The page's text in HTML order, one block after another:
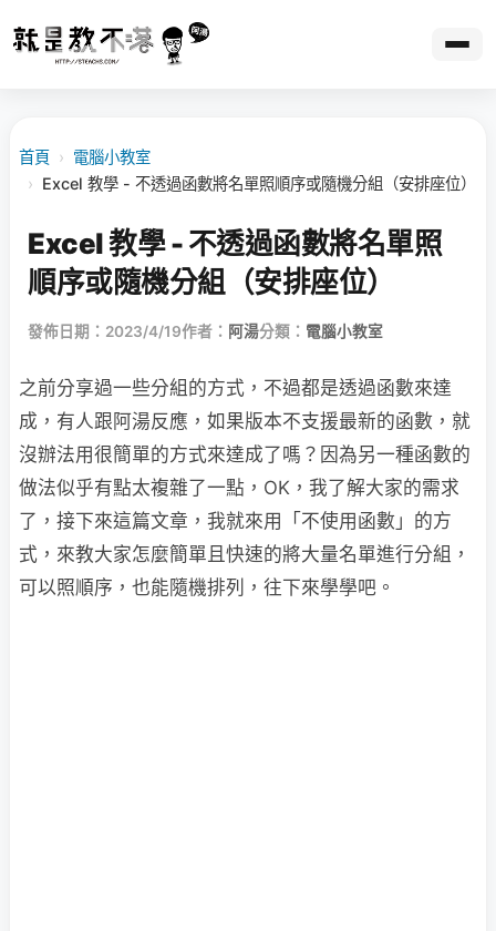
首頁 › 電腦小教室
› Excel 教學 - 不透過函數將名單照順序或隨機分組（安排座位）
Excel 教學 - 不透過函數將名單照
順序或隨機分組（安排座位）
發佈日期：2023/4/19作者： 阿湯分類： 電腦小教室
之前分享過一些分組的方式，不過都是透過函數來達
成，有人跟阿湯反應，如果版本不支援最新的函數，就
沒辦法用很簡單的方式來達成了嗎？因為另一種函數的
做法似乎有點太複雜了一點，OK，我了解大家的需求
了，接下來這篇文章，我就來用「不使用函數」的方
式，來教大家怎麼簡單且快速的將大量名單進行分組，
可以照順序，也能隨機排列，往下來學學吧。